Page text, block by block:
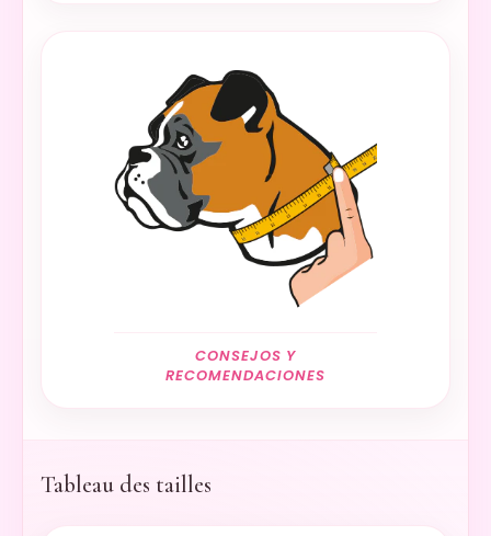
CONSEJOS Y
RECOMENDACIONES
Tableau des tailles